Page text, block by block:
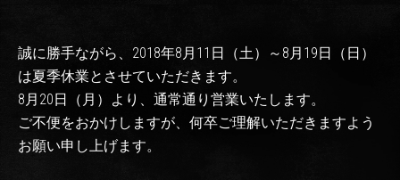
誠に勝手ながら、2018年8月11日（土）～8月19日（日）
は夏季休業とさせていただきます。
8月20日（月）より、通常通り営業いたします。
ご不便をおかけしますが、何卒ご理解いただきますよう
お願い申し上げます。